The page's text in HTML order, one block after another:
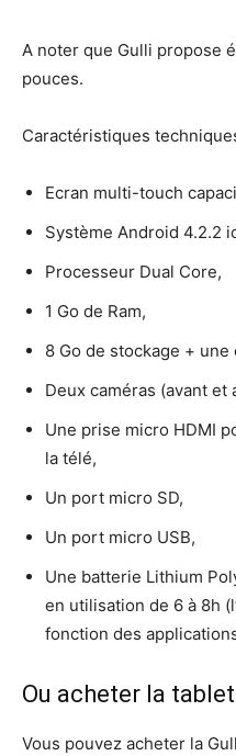
A noter que Gulli propose
pouces.
Caractéristiques
Ecran multi-touch
Système Android 4.2.2
Processeur Dual Core,
1 Go de Ram,
8 Go de stockage +
Deux caméras (avant et
Une prise micro HDMI
la télé,
Un port micro SD,
Un port micro USB,
Une batterie Lithium
en utilisation de 6 à 8h
fonction des
Ou acheter la
Vous pouvez acheter la